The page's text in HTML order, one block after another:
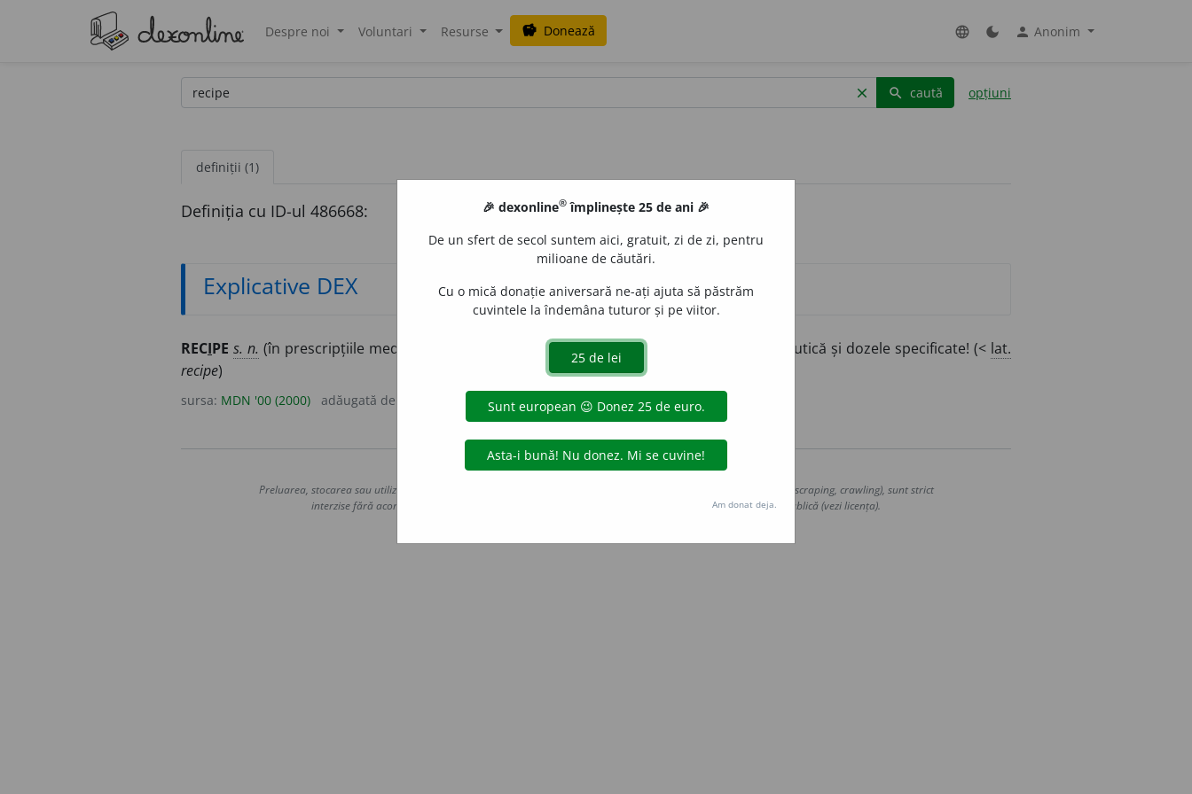
Despre noi Voluntari Resurse savings Donează language dark_mode person Anonim
clear search caută opțiuni
definiții (1)
Definiția cu ID-ul 486668:
Explicative DEX
RECIPE s. n. (în prescripțiile medicale; rp.) să se respecte întocmai compoziția farmaceutică și dozele specificate! (< lat.
recipe)
sursa: MDN '00 (2000) adăugată de acțiuni
Copyright © 2004-2026 dexonline (https://dexonline.ro)
Preluarea, stocarea sau utilizarea datelor de pe acest site, inclusiv prin orice metode de extragere automată (web scraping, crawling), sunt strict
interzise fără acordul nostru prealabil scris, cu excepția seturilor de date oferite oficial spre utilizare publică (vezi licența).
🎉 dexonline® împlinește 25 de ani 🎉
De un sfert de secol suntem aici, gratuit, zi de zi, pentru
milioane de căutări.
Cu o mică donație aniversară ne-ați ajuta să păstrăm
cuvintele la îndemâna tuturor și pe viitor.
Am donat deja.